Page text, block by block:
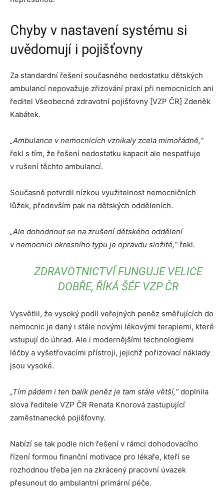
Chyby v nastavení systému si
uvědomují i pojišťovny
Za standardní řešení současného nedostatku dětských
ambulancí nepovažuje zřizování praxí při nemocnicích ani
ředitel Všeobecné zdravotní pojišťovny [VZP ČR] Zdeněk
Kabátek.
„Ambulance v nemocnicích vznikaly zcela mimořádně,“
řekl s tím, že řešení nedostatku kapacit ale nespatřuje
v rušení těchto ambulancí.
Současně potvrdil nízkou využitelnost nemocničních
lůžek, především pak na dětských odděleních.
„Ale dohodnout se na zrušení dětského oddělení
v nemocnici okresního typu je opravdu složité,“řekl.
ZDRAVOTNICTVÍ FUNGUJE VELICE
DOBŘE, ŘÍKÁ ŠÉF VZP ČR
Vysvětlil, že vysoký podíl veřejných peněz směřujících do
nemocnic je daný i stále novými lékovými terapiemi, které
vstupují do úhrad. Ale i modernějšími technologiemi
léčby a vyšetřovacími přístroji, jejichž pořizovací náklady
jsou vysoké.
„Tím pádem i ten balík peněz je tam stále větší,“doplnila
slova ředitele VZP ČR Renata Knorová zastupující
zaměstnanecké pojišťovny.
Nabízí se tak podle nich řešení v rámci dohodovacího
řízení formou finanční motivace pro lékaře, kteří se
rozhodnou třeba jen na zkrácený pracovní úvazek
přesunout do ambulantní primární péče.